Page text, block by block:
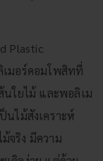
Plastic
มอร์คอมโพสิทที่
นใยไม้ และพอลิเม
นไม้สังเคราะห์
จริง มีความ